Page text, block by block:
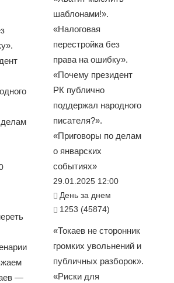
—
шаблонами!».
«Налоговая
перестройка без
права на ошибку».
«Почему президент
РК публично
поддержал народного
писателя?».
«Приговоры по делам
о январских
событиях»
29.01.2025 12:00
День за днем
1253 (45874)
«Токаев не сторонник
громких увольнений и
публичных разборок».
«Риски для